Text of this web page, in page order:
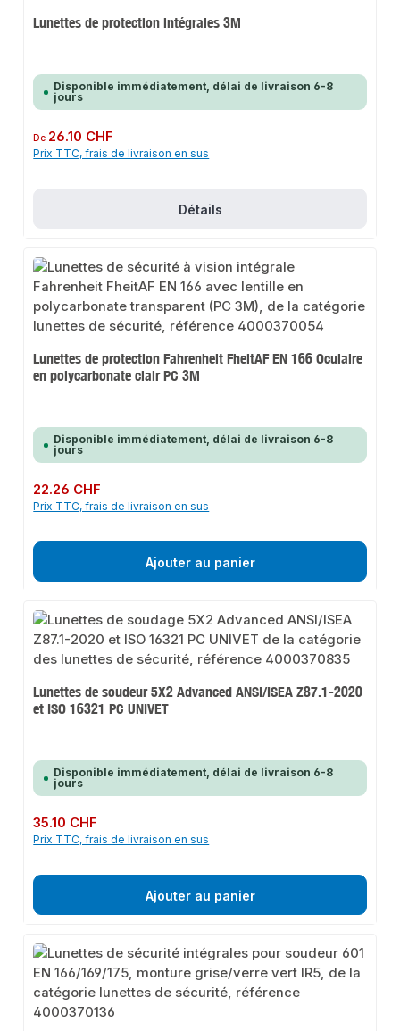
Lunettes de protection intégrales 3M
Disponible immédiatement, délai de livraison 6-8
jours
Prix régulier :
De 26.10 CHF
Prix TTC, frais de livraison en sus
Détails
Lunettes de protection Fahrenheit FheitAF EN 166 Oculaire
en polycarbonate clair PC 3M
Disponible immédiatement, délai de livraison 6-8
jours
Prix régulier :
22.26 CHF
Prix TTC, frais de livraison en sus
Ajouter au panier
Lunettes de soudeur 5X2 Advanced ANSI/ISEA Z87.1-2020
et ISO 16321 PC UNIVET
Disponible immédiatement, délai de livraison 6-8
jours
Prix régulier :
35.10 CHF
Prix TTC, frais de livraison en sus
Ajouter au panier